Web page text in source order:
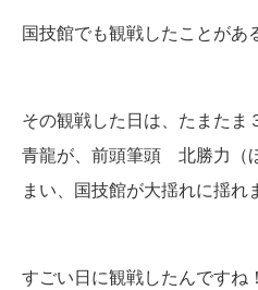
国技館でも観戦したことがあ
その観戦した日は、たまたま
青龍が、前頭筆頭 北勝力（
まい、国技館が大揺れに揺れ
すごい日に観戦したんですね！